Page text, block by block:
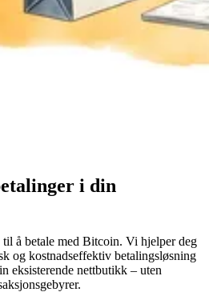
i din
å betale med Bitcoin. Vi hjelper deg
og kostnadseffektiv betalingsløsning
eksisterende nettbutikk – uten